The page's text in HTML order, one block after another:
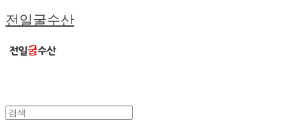
전일굴수산